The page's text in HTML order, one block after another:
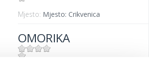
Mjesto: Mjesto: Crikvenica
OMORIKA